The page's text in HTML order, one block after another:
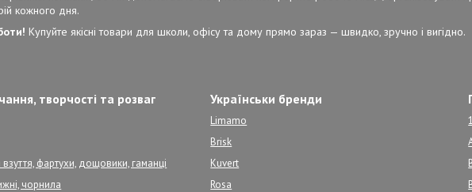
кожного дня.
Купуйте якісні товари для школи, офісу та дому прямо зараз — швидко, зручно і вигідно.
творчості та розваг
фартухи, дощовики, гаманці
чорнила
Українськи бренди
Limamo
Brisk
Kuvert
Rosa